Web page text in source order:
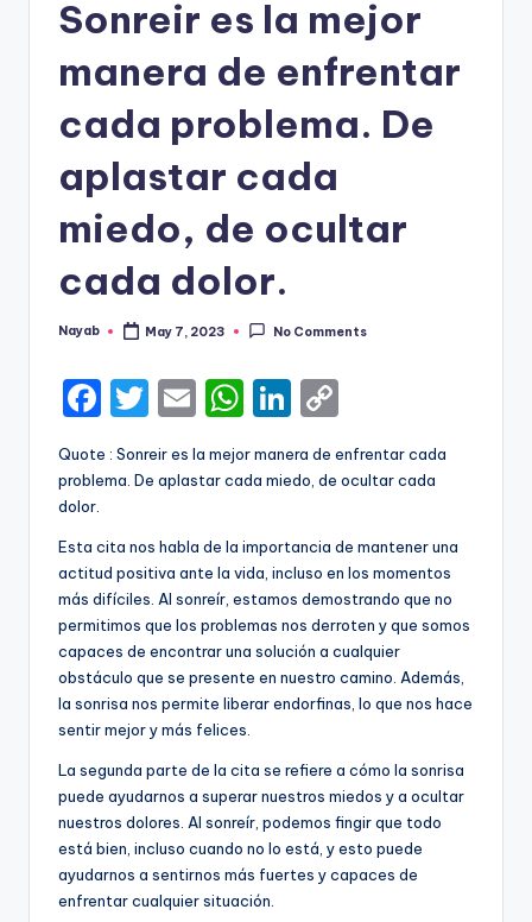
Sonreir es la mejor
manera de enfrentar
cada problema. De
aplastar cada
miedo, de ocultar
cada dolor.
Posted
Nayab May 7, 2023 No Comments
F
a
c
b
o
o
k
T
w
it
r
E
ai
W
a
A
p
p
Li
k
dI
n
o
p
Li
n
k
Quote : Sonreir es la mejor manera de enfrentar cada
problema. De aplastar cada miedo, de ocultar cada
dolor.
Esta cita nos habla de la importancia de mantener una
actitud positiva ante la vida, incluso en los momentos
más difíciles. Al sonreír, estamos demostrando que no
permitimos que los problemas nos derroten y que somos
capaces de encontrar una solución a cualquier
obstáculo que se presente en nuestro camino. Además,
la sonrisa nos permite liberar endorfinas, lo que nos hace
sentir mejor y más felices.
La segunda parte de la cita se refiere a cómo la sonrisa
puede ayudarnos a superar nuestros miedos y a ocultar
nuestros dolores. Al sonreír, podemos fingir que todo
está bien, incluso cuando no lo está, y esto puede
ayudarnos a sentirnos más fuertes y capaces de
enfrentar cualquier situación.